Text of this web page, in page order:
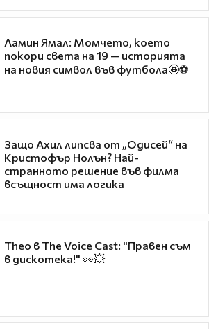
Ламин Ямал: Момчето, което
покори света на 19 — историята
на новия символ във футбола🤩⚽
Защо Ахил липсва от „Одисей“ на
Кристофър Нолън? Най-
странното решение във филма
всъщност има логика
Theo в The Voice Cast: "Правен съм
в дискотека!" 👀💥